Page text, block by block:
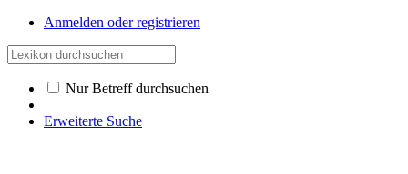
Anmelden oder registrieren
Nur Betreff durchsuchen
Erweiterte Suche